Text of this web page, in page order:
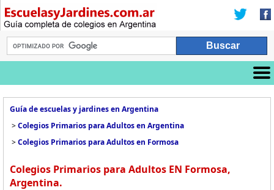
Guía de escuelas y jardines en Argentina
>Colegios Primarios para Adultos en Argentina
>Colegios Primarios para Adultos en Formosa
Colegios Primarios para Adultos EN Formosa,
Argentina.